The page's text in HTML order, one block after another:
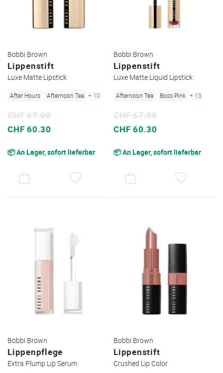
Bobbi Brown
Lippenstift
Luxe Matte Lipstick
After Hours Afternoon Tea + 10
Sonderpreis
CHF 60.30
CHF 67.00
📦 An Lager, sofort lieferbar
Bobbi Brown
Lippenstift
Luxe Matte Liquid Lipstick
Afternoon Tea Boss Pink + 13
Sonderpreis
CHF 60.30
CHF 67.00
📦 An Lager, sofort lieferbar
Bobbi Brown
Lippenpflege
Extra Plump Lip Serum
Bobbi Brown
Lippenstift
Crushed Lip Color